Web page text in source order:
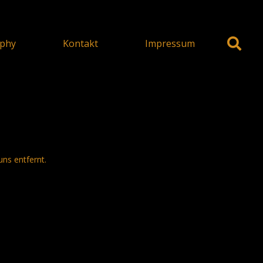
Kontakt Impressum
entfernt.